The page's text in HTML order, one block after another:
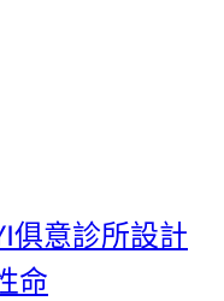
俱意診所設計
命